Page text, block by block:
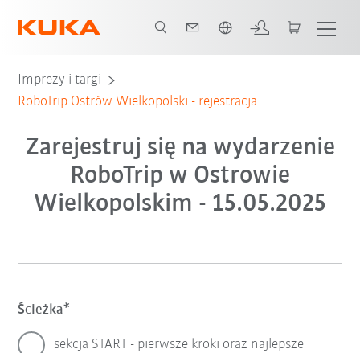
Imprezy i targi
RoboTrip Ostrów Wielkopolski - rejestracja
Zarejestruj się na wydarzenie
RoboTrip w Ostrowie
Wielkopolskim - 15.05.2025
Ścieżka
sekcja START - pierwsze kroki oraz najlepsze